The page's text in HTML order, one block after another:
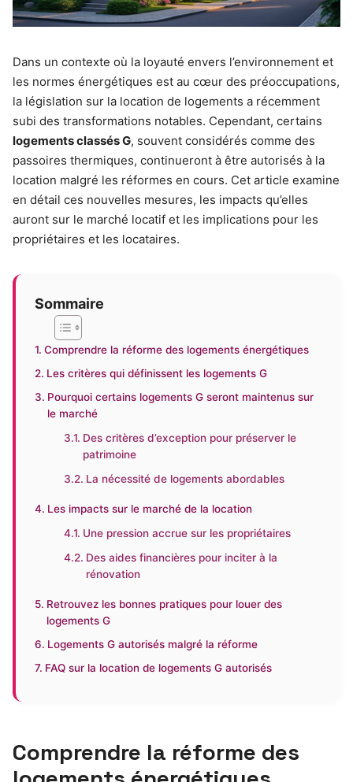
Dans un contexte où la loyauté envers l’environnement et
les normes énergétiques est au cœur des préoccupations,
la législation sur la location de logements a récemment
subi des transformations notables. Cependant, certains
logements classés G, souvent considérés comme des
passoires thermiques, continueront à être autorisés à la
location malgré les réformes en cours. Cet article examine
en détail ces nouvelles mesures, les impacts qu’elles
auront sur le marché locatif et les implications pour les
propriétaires et les locataires.
Sommaire
Comprendre la réforme des logements énergétiques
Les critères qui définissent les logements G
Pourquoi certains logements G seront maintenus sur
le marché
Des critères d’exception pour préserver le
patrimoine
La nécessité de logements abordables
Les impacts sur le marché de la location
Une pression accrue sur les propriétaires
Des aides financières pour inciter à la
rénovation
Retrouvez les bonnes pratiques pour louer des
logements G
Logements G autorisés malgré la réforme
FAQ sur la location de logements G autorisés
Comprendre la réforme des